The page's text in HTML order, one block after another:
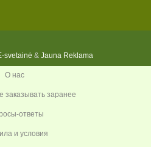
svetainė & Jauna Reklama
О нас
заказывать заранее
ответы
и условия